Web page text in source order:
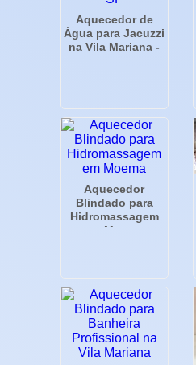
Aquecedor de
Água para Jacuzzi
na Vila Mariana -
SP
Aquecedor
Blindado para
Hidromassagem
em Moema